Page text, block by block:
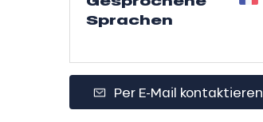
Sprachen
Per E-Mail kontaktieren